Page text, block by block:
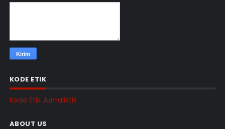
KODE ETIK
Kode Etik Jurnalistik
ABOUT US